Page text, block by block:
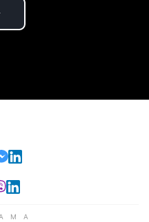
в Facebook
в Xв Viber
в Whatsapp
отправить в Messenger
отправить в LinkedIn
в Facebook
в X в Google news
Читайте в Viber
Читайте в LinkedIn